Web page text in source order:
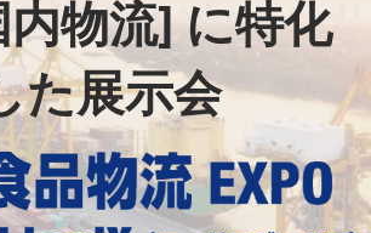
2026年11月11日
東京ビッグサイト / Tokyo Big Sight
際 食品物流EXPO
2027年06月30日
東京ビッグサイト / Tokyo Big Sight
ン
を
折
り
た
た
む
物流] に特化
た展示会